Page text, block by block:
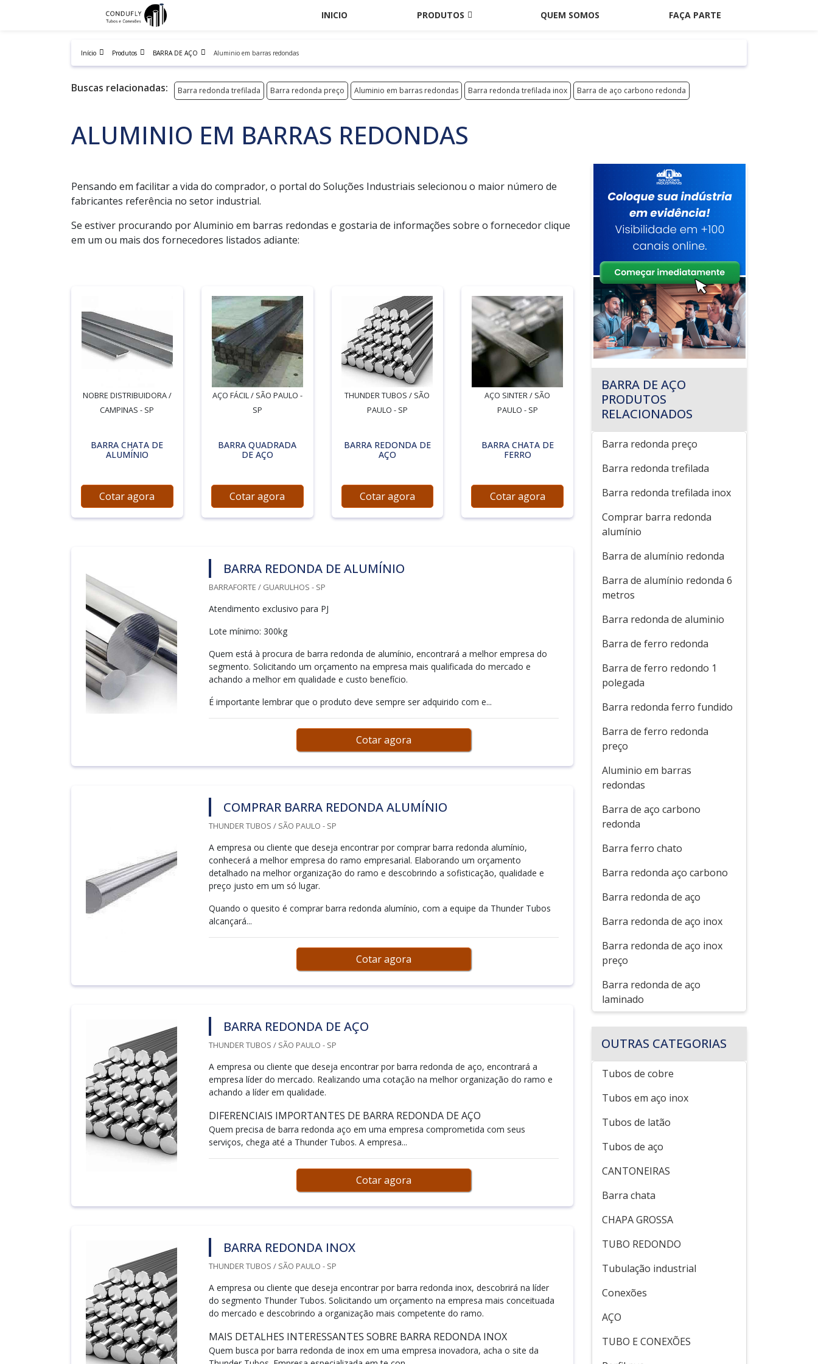
INICIO PRODUTOS QUEM SOMOS FAÇA PARTE
Início Produtos BARRA DE AÇO Aluminio em barras redondas
Buscas relacionadas: Barra redonda trefilada Barra redonda preço Aluminio em barras redondas Barra redonda trefilada inox Barra de aço carbono redonda
ALUMINIO EM BARRAS REDONDAS
Pensando em facilitar a vida do comprador, o portal do Soluções Industriais selecionou o maior número de
fabricantes referência no setor industrial.
Se estiver procurando por Aluminio em barras redondas e gostaria de informações sobre o fornecedor clique
em um ou mais dos fornecedores listados adiante:
NOBRE DISTRIBUIDORA /
CAMPINAS - SP
BARRA CHATA DE
ALUMÍNIO
Cotar agora
AÇO FÁCIL / SÃO PAULO -
SP
BARRA QUADRADA
DE AÇO
Cotar agora
THUNDER TUBOS / SÃO
PAULO - SP
BARRA REDONDA DE
AÇO
Cotar agora
AÇO SINTER / SÃO
PAULO - SP
BARRA CHATA DE
FERRO
Cotar agora
BARRA REDONDA DE ALUMÍNIO
BARRAFORTE / GUARULHOS - SP
Atendimento exclusivo para PJ
Lote mínimo: 300kg
Quem está à procura de barra redonda de alumínio, encontrará a melhor empresa do
segmento. Solicitando um orçamento na empresa mais qualificada do mercado e
achando a melhor em qualidade e custo benefício.
É importante lembrar que o produto deve sempre ser adquirido com e...
Cotar agora
COMPRAR BARRA REDONDA ALUMÍNIO
THUNDER TUBOS / SÃO PAULO - SP
A empresa ou cliente que deseja encontrar por comprar barra redonda alumínio,
conhecerá a melhor empresa do ramo empresarial. Elaborando um orçamento
detalhado na melhor organização do ramo e descobrindo a sofisticação, qualidade e
preço justo em um só lugar.
Quando o quesito é comprar barra redonda alumínio, com a equipe da Thunder Tubos
alcançará...
Cotar agora
BARRA REDONDA DE AÇO
THUNDER TUBOS / SÃO PAULO - SP
A empresa ou cliente que deseja encontrar por barra redonda de aço, encontrará a
empresa líder do mercado. Realizando uma cotação na melhor organização do ramo e
achando a líder em qualidade.
DIFERENCIAIS IMPORTANTES DE BARRA REDONDA DE AÇO
Quem precisa de barra redonda aço em uma empresa comprometida com seus
serviços, chega até a Thunder Tubos. A empresa...
Cotar agora
BARRA REDONDA INOX
THUNDER TUBOS / SÃO PAULO - SP
A empresa ou cliente que deseja encontrar por barra redonda inox, descobrirá na líder
do segmento Thunder Tubos. Solicitando um orçamento na empresa mais conceituada
do mercado e descobrindo a organização mais competente do ramo.
MAIS DETALHES INTERESSANTES SOBRE BARRA REDONDA INOX
Quem busca por barra redonda de inox em uma empresa inovadora, acha o site da
BARRA DE AÇO
PRODUTOS
RELACIONADOS
Barra redonda preço
Barra redonda trefilada
Barra redonda trefilada inox
Comprar barra redonda
alumínio
Barra de alumínio redonda
Barra de alumínio redonda 6
metros
Barra redonda de aluminio
Barra de ferro redonda
Barra de ferro redondo 1
polegada
Barra redonda ferro fundido
Barra de ferro redonda
preço
Aluminio em barras
redondas
Barra de aço carbono
redonda
Barra ferro chato
Barra redonda aço carbono
Barra redonda de aço
Barra redonda de aço inox
Barra redonda de aço inox
preço
Barra redonda de aço
laminado
OUTRAS CATEGORIAS
Tubos de cobre
Tubos em aço inox
Tubos de latão
Tubos de aço
CANTONEIRAS
Barra chata
CHAPA GROSSA
TUBO REDONDO
Tubulação industrial
Conexões
AÇO
TUBO E CONEXÕES